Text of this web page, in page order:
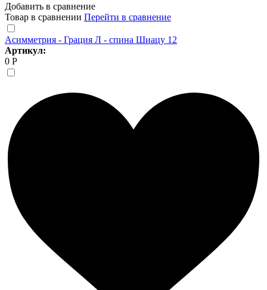
Добавить в сравнение
Товар в сравнении Перейти в сравнение
Асимметрия - Грация Л - спина Шиацу 12
Артикул:
0 Р